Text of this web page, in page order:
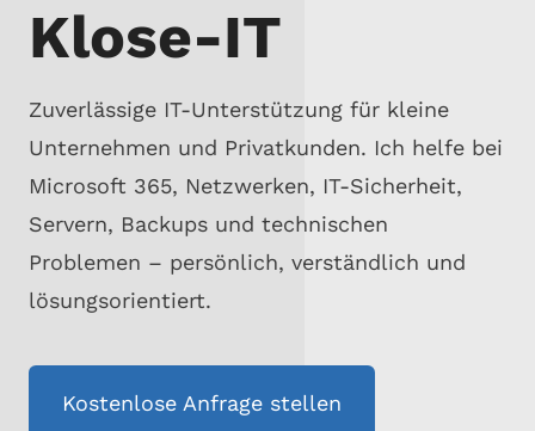
Klose-IT
Zuverlässige IT-Unterstützung für kleine
Unternehmen und Privatkunden. Ich helfe bei
Microsoft 365, Netzwerken, IT-Sicherheit,
Servern, Backups und technischen
Problemen – persönlich, verständlich und
lösungsorientiert.
Kostenlose Anfrage stellen